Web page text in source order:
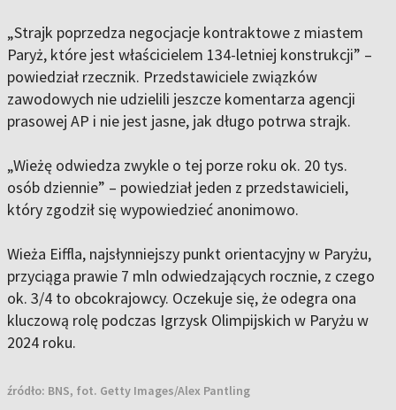
„Strajk poprzedza negocjacje kontraktowe z miastem
Paryż, które jest właścicielem 134-letniej konstrukcji” –
powiedział rzecznik. Przedstawiciele związków
zawodowych nie udzielili jeszcze komentarza agencji
prasowej AP i nie jest jasne, jak długo potrwa strajk.
„Wieżę odwiedza zwykle o tej porze roku ok. 20 tys.
osób dziennie” – powiedział jeden z przedstawicieli,
który zgodził się wypowiedzieć anonimowo.
Wieża Eiffla, najsłynniejszy punkt orientacyjny w Paryżu,
przyciąga prawie 7 mln odwiedzających rocznie, z czego
ok. 3/4 to obcokrajowcy. Oczekuje się, że odegra ona
kluczową rolę podczas Igrzysk Olimpijskich w Paryżu w
2024 roku.
źródło: BNS, fot. Getty Images/Alex Pantling